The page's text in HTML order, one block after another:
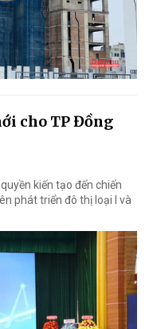
cho TP Đồng
kiến tạo đến chiến
phát triển đô thị loại I và